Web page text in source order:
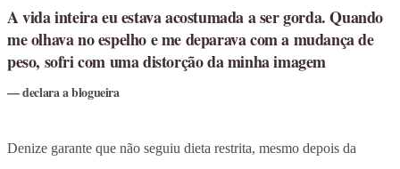
A vida inteira eu estava acostumada a ser gorda. Quando
me olhava no espelho e me deparava com a mudança de
peso, sofri com uma distorção da minha imagem
declara a blogueira
Denize garante que não seguiu dieta restrita, mesmo depois da